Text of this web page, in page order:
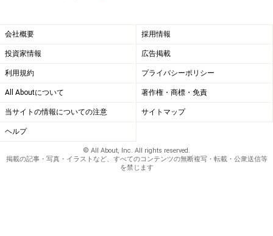
会社概要 採用情報
投資家情報 広告掲載
利用規約 プライバシーポリシー
All Aboutについて 著作権・商標・免責
当サイトの情報についての注意 サイトマップ
ヘルプ
© All About, Inc. All rights reserved.
掲載の記事・写真・イラストなど、すべてのコンテンツの無断複写・転載・公衆送信等
を禁じます